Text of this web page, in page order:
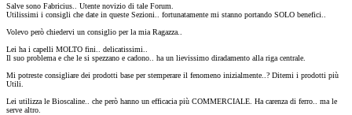
Salve sono Fabricius.. Utente novizio di tale Forum.
Utilissimi i consigli che date in queste Sezioni.. fortunatamente mi stanno portando SOLO benefici..
Volevo però chiedervi un consiglio per la mia Ragazza..
Lei ha i capelli MOLTO fini.. delicatissimi..
Il suo problema e che le si spezzano e cadono.. ha un lievissimo diradamento alla riga centrale.
Mi potreste consigliare dei prodotti base per stemperare il fenomeno inizialmente..? Ditemi i prodotti più
Utili.
Lei utilizza le Bioscaline.. che però hanno un efficacia più COMMERCIALE. Ha carenza di ferro.. ma le
serve altro.